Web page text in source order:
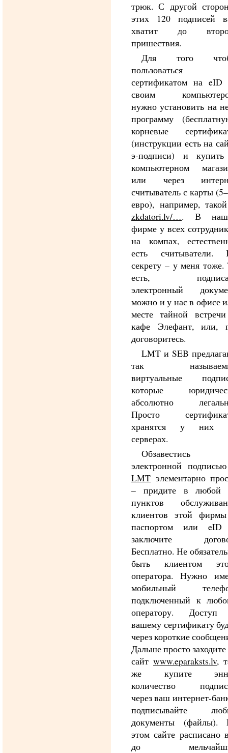
трюк. С другой
этих 120 подписей
хватит до
пришествия.
Для того
пользоваться
сертификатом на eID
своим
нужно установить на
программу
корневые
(инструкции есть на
э-подписи) и
компьютерном
или через
считыватель с карты
евро), например,
zkdatori.lv/…. В
фирме у всех
на компах,
есть считыватели.
секрету – у меня тоже.
есть,
электронный
можно и у нас в офисе
месте тайной
кафе Элефант, или,
договоритесь.
LMT и SEB
так
виртуальные
которые
абсолютно
Просто
хранятся у них
серверах.
Обзавестись
электронной
LMT элементарно
– придите в любой
пунктов
клиентов этой
паспортом или
заключите
Бесплатно. Не
быть клиентом
оператора. Нужно
мобильный
подключенный к
оператору.
вашему сертификату
через короткие
Дальше просто
сайт www.eparaksts.lv,
же купите
количество
через ваш интернет-
подписывайте
документы (файлы).
этом сайте расписано
до